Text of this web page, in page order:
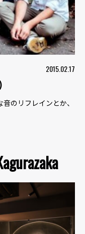
2015.02.17
のリフレインとか、